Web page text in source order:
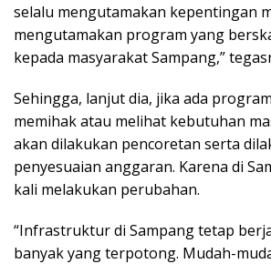
selalu mengutamakan kepentingan
mengutamakan program yang
kepada masyarakat Sampang,”
Sehingga, lanjut dia, jika ada
memihak atau melihat kebutuhan
akan dilakukan pencoretan serta
penyesuaian anggaran. Karena di
kali melakukan perubahan.
“Infrastruktur di Sampang tetap
banyak yang terpotong. Mudah-